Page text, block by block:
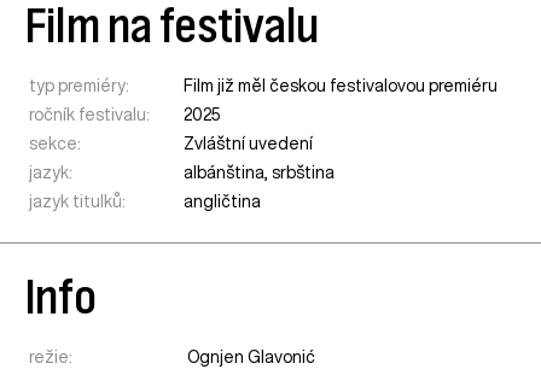
Film na festivalu
typ premiéry:
Film již měl českou festivalovou premiéru
ročník festivalu:
2025
sekce:
Zvláštní uvedení
jazyk:
albánština, srbština
jazyk titulků:
angličtina
Info
režie:
Ognjen Glavonić